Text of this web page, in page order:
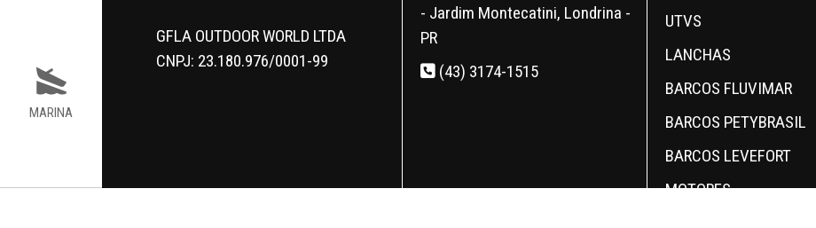
MARINA
GFLA OUTDOOR WORLD LTDA
CNPJ: 23.180.976/0001-99
- Jardim Montecatini, Londrina -
PR
(43) 3174-1515
UTVS
LANCHAS
BARCOS FLUVIMAR
BARCOS PETYBRASIL
BARCOS LEVEFORT
MOTORES